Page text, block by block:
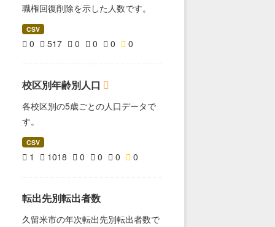
職権回復削除を示した人数です。
CSV
0 517 0 0 0 0
校区別年齢別人口
各校区別の5歳ごとの人口データで
す。
CSV
1 1018 0 0 0 0
転出先別転出者数
久留米市の年次転出先別転出者数で